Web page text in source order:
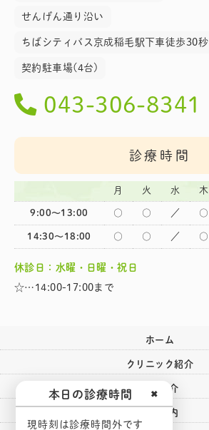
本日の診療時間 ✖
現時刻は診療時間外です
せんげん通り沿い
ちばシティバス京成稲毛駅下車徒歩30秒
契約駐車場(4台)
043-306-8341
診療時間
月 火 水 木
9:00～13:00 ○ ○ ／ ○
14:30～18:00 ○ ○ ／ ○
休診日：水曜・日曜・祝日
☆…14:00-17:00まで
ホーム
クリニック紹介
医師紹介
診療案内